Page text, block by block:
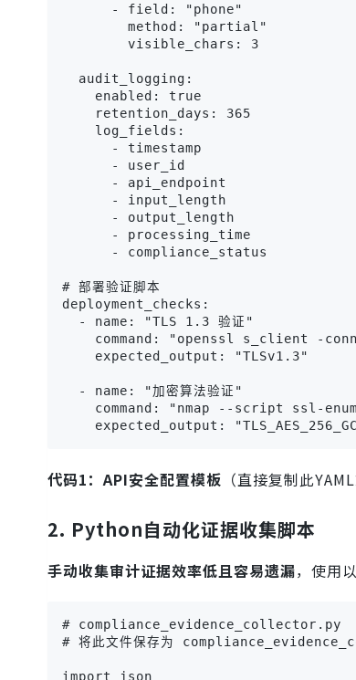
      - field: "phone"
        method: "partial"
        visible_chars: 3
  audit_logging:
    enabled: true
    retention_days: 365
    log_fields:
      - timestamp
      - user_id
      - api_endpoint
      - input_length
      - output_length
      - processing_time
      - compliance_status
# 部署验证脚本
deployment_checks:
  - name: "TLS 1.3 验证"
command: "openssl s_client -
    expected_output: "TLSv1.3"
  - name: "加密算法验证"
command: "nmap --script ssl-
expected_output:
代码1：API安全配置模板 （直接复制此
2. Python自动化证据收集脚本
手动收集审计证据效率低且容易遗漏，使用
# compliance_evidence_collector.py
# 将此文件保存为
import json